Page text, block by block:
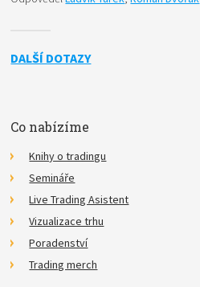
DALŠÍ DOTAZY
Co nabízíme
Knihy o tradingu
Semináře
Live Trading Asistent
Vizualizace trhu
Poradenství
Trading merch